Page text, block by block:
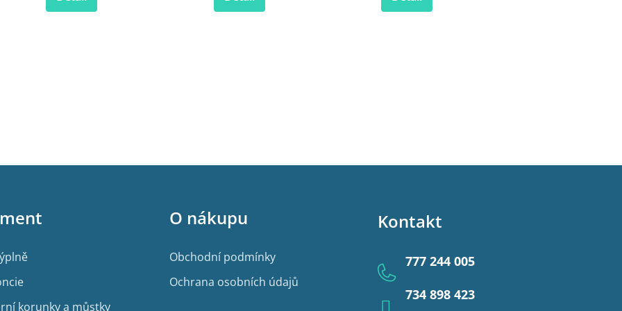
korunky a můstky
O nákupu
Obchodní podmínky
Ochrana osobních údajů
Kontakt
777 244 005
734 898 423